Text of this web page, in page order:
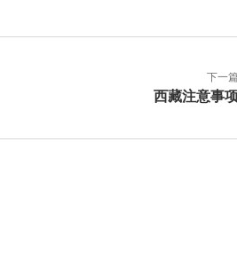
下一
西藏注意事